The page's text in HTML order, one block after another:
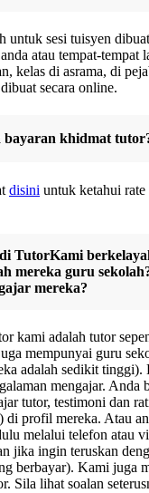
untuk sesi tuisyen
atau tempat-tempat
kelas di asrama, di
secara online.
bayaran khidmat
disini untuk ketahui
TutorKami
mereka guru
mereka?
kami adalah tutor
mempunyai guru
adalah sedikit tinggi).
mengajar. Anda
tutor, testimoni dan
di profil mereka. Atau
melalui telefon atau
jika ingin teruskan
berbayar). Kami juga
Sila lihat soalan